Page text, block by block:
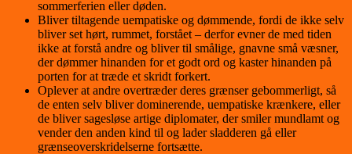
sommerferien eller døden.
Bliver tiltagende uempatiske og dømmende, fordi de ikke selv
bliver set hørt, rummet, forstået – derfor evner de med tiden
ikke at forstå andre og bliver til smålige, gnavne små væsner,
der dømmer hinanden for et godt ord og kaster hinanden på
porten for at træde et skridt forkert.
Oplever at andre overtræder deres grænser gebommerligt, så
de enten selv bliver dominerende, uempatiske krænkere, eller
de bliver sagesløse artige diplomater, der smiler mundlamt og
vender den anden kind til og lader sladderen gå eller
grænseoverskridelserne fortsætte.